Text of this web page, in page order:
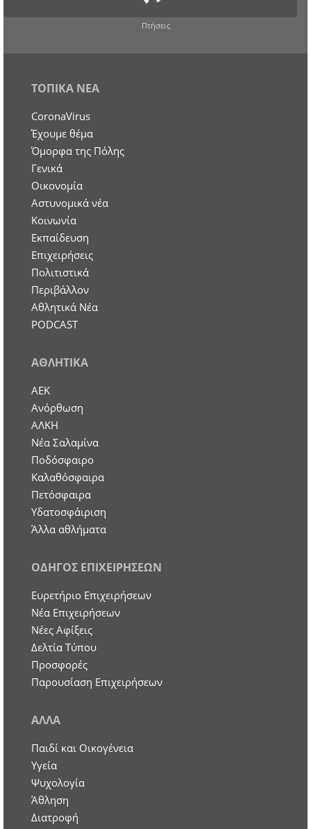
Πτήσεις
ΤΟΠΙΚΑ ΝΕΑ
CoronaVirus
Έχουμε θέμα
Όμορφα της Πόλης
Γενικά
Οικονομία
Aστυνομικά νέα
Κοινωνία
Εκπαίδευση
Επιχειρήσεις
Πολιτιστικά
Περιβάλλον
Αθλητικά Νέα
PODCAST
ΑΘΛΗΤΙΚΑ
ΑΕΚ
Ανόρθωση
ΑΛΚΗ
Νέα Σαλαμίνα
Ποδόσφαιρο
Καλαθόσφαιρα
Πετόσφαιρα
Υδατοσφάιριση
Άλλα αθλήματα
ΟΔΗΓΟΣ ΕΠΙΧΕΙΡΗΣΕΩΝ
Ευρετήριο Επιχειρήσεων
Nέα Επιχειρήσεων
Νέες Αφίξεις
Δελτία Τύπου
Προσφορές
Παρουσίαση Επιχειρήσεων
ΑΛΛΑ
Παιδί και Οικογένεια
Υγεία
Ψυχολογία
Άθληση
Διατροφή